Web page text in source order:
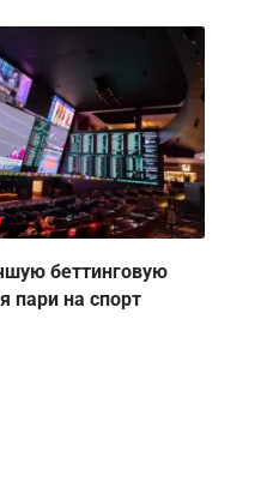
беттинговую
пари на спорт